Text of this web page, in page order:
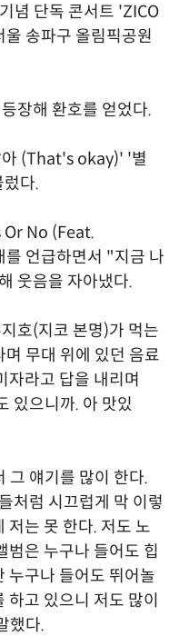
념 단독 콘서트 'ZICO
송파구 올림픽공원
장해 환호를 얻었다.
(That's okay)' '별
다.
Or No (Feat.
언급하면서 "지금 나
웃음을 자아냈다.
호(지코 본명)가 먹는
무대 위에 있던 음료
자라고 답을 내리며
있으니까. 아 맛있
그 얘기를 많이 한다.
처럼 시끄럽게 막 이렇
저는 못 한다. 저도 노
범은 누구나 들어도 힙
누구나 들어도 뛰어놀
하고 있으니 저도 많이
했다.